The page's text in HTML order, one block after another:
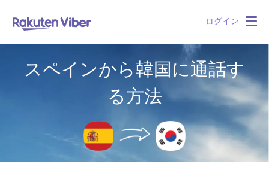
ログイン
スペインから韓国に通話す
る方法